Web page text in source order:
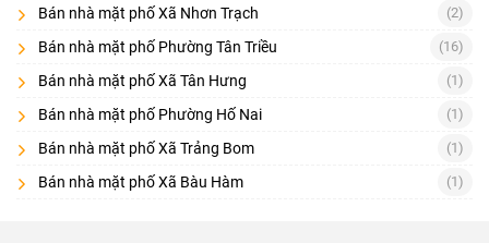
[ Bán nhà đất Đồng Nai] • [Bán cửa hàng – kiot Đồng Nai
Bán nhà
] • [
Bán nhà mặt phố Xã Nhơn Trạch (2)
Bán nhà mặt phố Phường Tân Triều (16)
Bán nhà mặt phố Xã Tân Hưng (1)
Bán nhà mặt phố Phường Hố Nai (1)
Bán nhà mặt phố Xã Trảng Bom (1)
Bán nhà mặt phố Xã Bàu Hàm (1)